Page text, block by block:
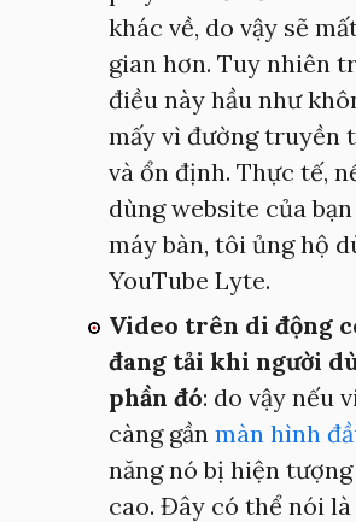
khác về, do vậy sẽ
gian hơn. Tuy nhiên
điều này hầu như
mấy vì đường truyền
và ổn định. Thực tế,
dùng website của
máy bàn, tôi ủng hộ
YouTube Lyte.
Video trên di động
đang tải khi người
phần đó: do vậy nếu
càng gần màn hình
năng nó bị hiện
cao. Đây có thể nói